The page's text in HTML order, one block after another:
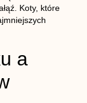
Koty, które
a